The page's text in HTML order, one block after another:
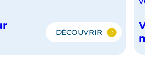
DÉCOUVRIR
LA
DU